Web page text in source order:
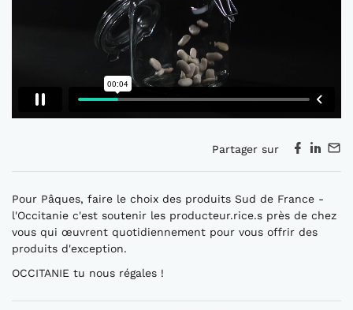
Partager sur
Pour Pâques, faire le choix des produits Sud de France -
l'Occitanie c'est soutenir les producteur.rice.s près de chez
vous qui œuvrent quotidiennement pour vous offrir des
produits d'exception.
OCCITANIE tu nous régales !